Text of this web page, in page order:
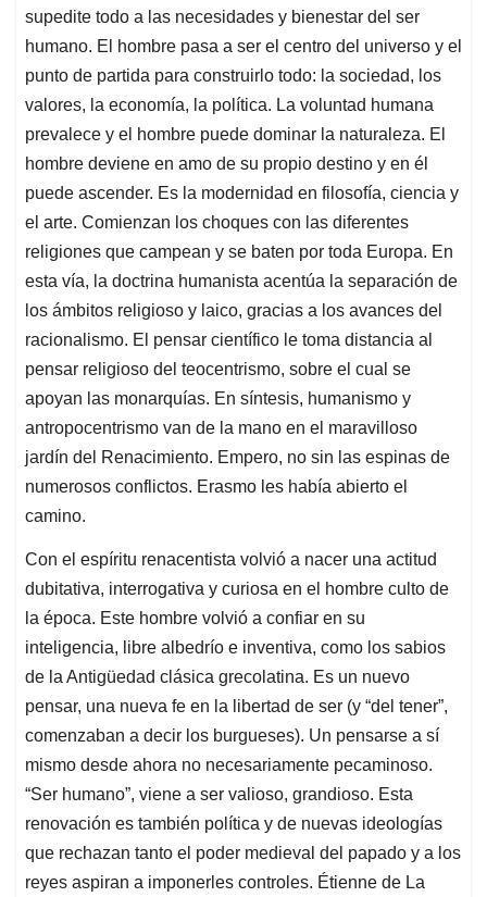
supedite todo a las necesidades y bienestar del ser
humano. El hombre pasa a ser el centro del universo y el
punto de partida para construirlo todo: la sociedad, los
valores, la economía, la política. La voluntad humana
prevalece y el hombre puede dominar la naturaleza. El
hombre deviene en amo de su propio destino y en él
puede ascender. Es la modernidad en filosofía, ciencia y
el arte. Comienzan los choques con las diferentes
religiones que campean y se baten por toda Europa. En
esta vía, la doctrina humanista acentúa la separación de
los ámbitos religioso y laico, gracias a los avances del
racionalismo. El pensar científico le toma distancia al
pensar religioso del teocentrismo, sobre el cual se
apoyan las monarquías. En síntesis, humanismo y
antropocentrismo van de la mano en el maravilloso
jardín del Renacimiento. Empero, no sin las espinas de
numerosos conflictos. Erasmo les había abierto el
camino.
Con el espíritu renacentista volvió a nacer una actitud
dubitativa, interrogativa y curiosa en el hombre culto de
la época. Este hombre volvió a confiar en su
inteligencia, libre albedrío e inventiva, como los sabios
de la Antigüedad clásica grecolatina. Es un nuevo
pensar, una nueva fe en la libertad de ser (y “del tener”,
comenzaban a decir los burgueses). Un pensarse a sí
mismo desde ahora no necesariamente pecaminoso.
“Ser humano”, viene a ser valioso, grandioso. Esta
renovación es también política y de nuevas ideologías
que rechazan tanto el poder medieval del papado y a los
reyes aspiran a imponerles controles. Étienne de La